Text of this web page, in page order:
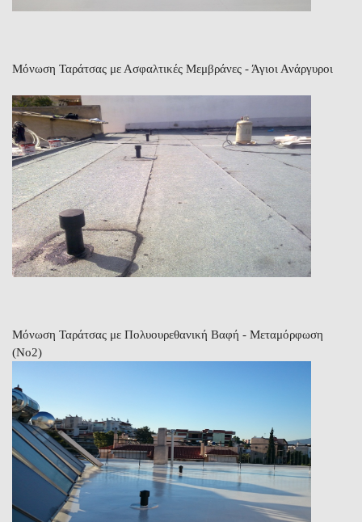
Μόνωση Ταράτσας με Ασφαλτικές Μεμβράνες - Άγιοι Ανάργυροι
Μόνωση Ταράτσας με Πολυουρεθανική Βαφή - Μεταμόρφωση
(Νο2)